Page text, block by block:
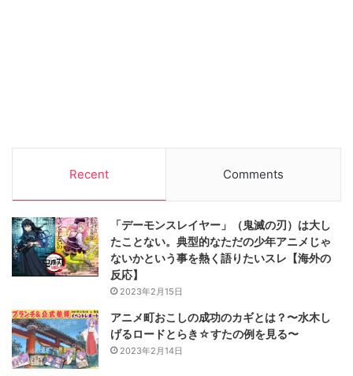
Recent Comments
「デーモンスレイヤー」（鬼滅の刃）は大し
たことない。典型的なただの少年アニメじゃ
ないかという事を熱く語りたいスレ【海外の
反応】
2023年2月15日
アニメ町おこしの成功のカギとは？〜水木し
げるロードとらき☆すたの例を見る〜
2023年2月14日